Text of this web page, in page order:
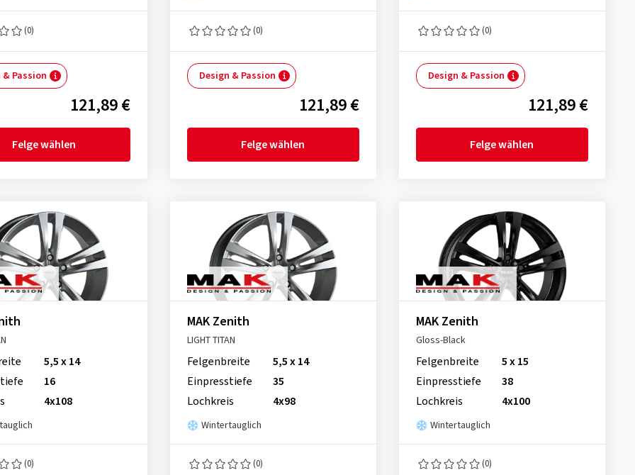
(0)
& Passion
121,89 €
Felge wählen
(0)
Design & Passion
121,89 €
Felge wählen
(0)
Design & Passion
121,89 €
Felge wählen
5,5 x 14
16
4x108
(0)
MAK Zenith
LIGHT TITAN
Felgenbreite
5,5 x 14
Einpresstiefe
35
Lochkreis
4x98
Wintertauglich
(0)
MAK Zenith
Gloss-Black
Felgenbreite
5 x 15
Einpresstiefe
38
Lochkreis
4x100
Wintertauglich
(0)